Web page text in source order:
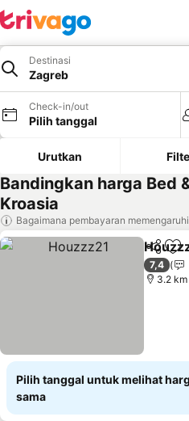
Destinasi
Zagreb
Check-in/out
Pilih tanggal
Urutkan
Bandingkan harga Bed
Kroasia
Bagaimana pembayaran
Bagikan
7,4
3.2
Pilih tanggal untuk melihat
sama